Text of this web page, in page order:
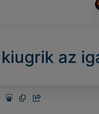
az